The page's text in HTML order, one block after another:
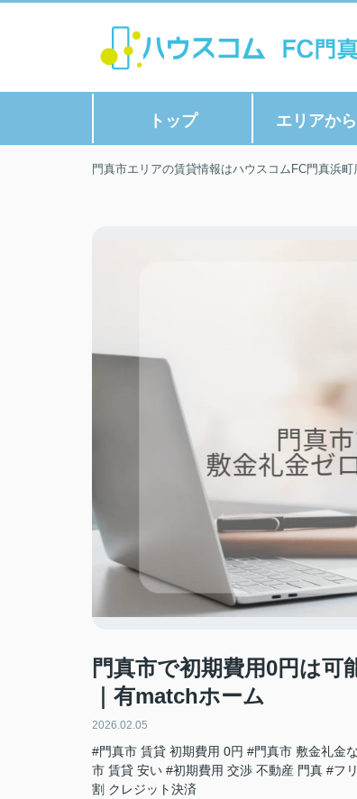
トップ エリアか
門真市エリアの賃貸情報はハウスコムFC門真浜町
門真市で初期費用0円は
｜有matchホーム
2026.02.05
#門真市 賃貸 初期費用 0円 #門真市 敷金礼金
市 賃貸 安い #初期費用 交渉 不動産 門真 #フ
割 クレジット決済